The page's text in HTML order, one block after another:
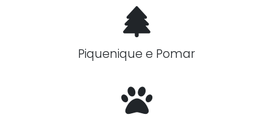
Piquenique e Pomar